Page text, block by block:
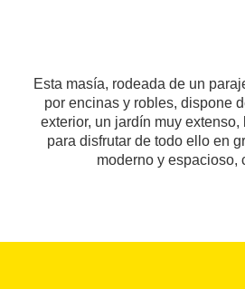
Esta masía, rodeada de un
por encinas y robles, dispone
exterior, un jardín muy
para disfrutar de todo ello en
moderno y espacioso,